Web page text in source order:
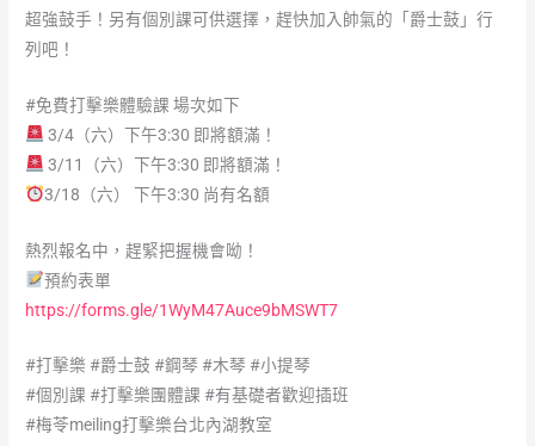
超強鼓手！另有個別課可供選擇，趕快加入帥氣的「爵士鼓」行
列吧！
#免費打擊樂體驗課 場次如下
3/4（六）下午3:30 即將額滿！
3/11（六）下午3:30 即將額滿！
3/18（六） 下午3:30 尚有名額
熱烈報名中，趕緊把握機會呦！
預約表單
https://forms.gle/1WyM47Auce9bMSWT7
#打擊樂 #爵士鼓 #鋼琴 #木琴 #小提琴
#個別課 #打擊樂團體課 #有基礎者歡迎插班
#梅苓meiling打擊樂台北內湖教室